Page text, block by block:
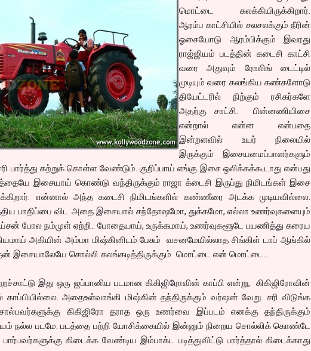
மொட்டை கலக்கியிருக்கிறார்.
ஆரம்ப காட்சியில் சலசலக்கும் நீரின்
ஓசையோடு ஆரம்பிக்கும் இவரது
ராஜ்ஜியம் படத்தின் கடைசி காட்சி
வரை அதுவும் ரோலிங் டைட்டில்
முடியும் வரை கலங்கிய கண்களோடு
தியேட்டரில் நிற்கும் ரசிகர்களே
அதற்கு சாட்சி. பின்னணியிசை
என்றால் என்ன என்பதை
இன்றளவில் உயர் நிலையில்
இருக்கும் இசையமைப்பாளர்களும்
சரி பார்த்து கற்றுக் கொள்ள வேண்டும். குறிப்பாய் எங்கு இசை ஒலிக்கக்கூடாது என்பது
இசையாய் கொண்டு வந்திருக்கும் ராஜா க்டைசி இருப்து நிமிடங்கள் இசை
என்னால் அந்த கடைசி நிமிடங்களில் கண்ணீரை அடக்க முடியவில்லை.
பாதிப்பை விட அதை இசையால் சந்தோஷமோ, துக்கமோ, எல்லா உணர்வுகளையும்
போல நம்முள் ஏற்றி.. போதையாய், உருக்கமாய், உணர்வுகளூடே பயணித்து கரைய
அகியின் அம்மா மிஷ்கினிடம் பேசும் வசனமேயில்லாத சிங்கிள் டாப் ஆங்கில்
இசையாலேயே சொல்லி கலங்கடித்திருக்கும் மொட்டை என் மொட்டை..
இது ஒரு ஜப்பானிய படமான கிகிஜிரோவின் காப்பி என்று, கிகிஜிரோவின்
அதைஉள்வாங்கி மிஷ்கின் தந்திருக்கும் வர்ஷன் வேறு. சரி விடுங்க
கிகிஜிரோ தராத ஒரு உணர்வை இப்படம் எனக்கு தந்திருக்கும்
நல்ல படமே. படத்தை பற்றி யோசிக்கையில் இன்னும் நிறைய சொல்லிக் கொண்டே
கிடைக்க வேண்டிய இம்பாக்ட படித்துவிட்டு பார்த்தால் கிடைக்காது